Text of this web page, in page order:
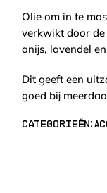
Olie om in te
verkwikt door de
anijs, lavendel
Dit geeft een
goed bij
Categorieën: